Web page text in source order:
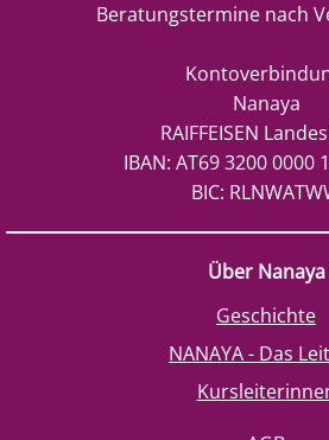
Über Nanaya
Geschichte
NANAYA - Das
Beratungstermine nach
Nanaya
RAIFFEISEN
IBAN: AT69 3200 0000
BIC: